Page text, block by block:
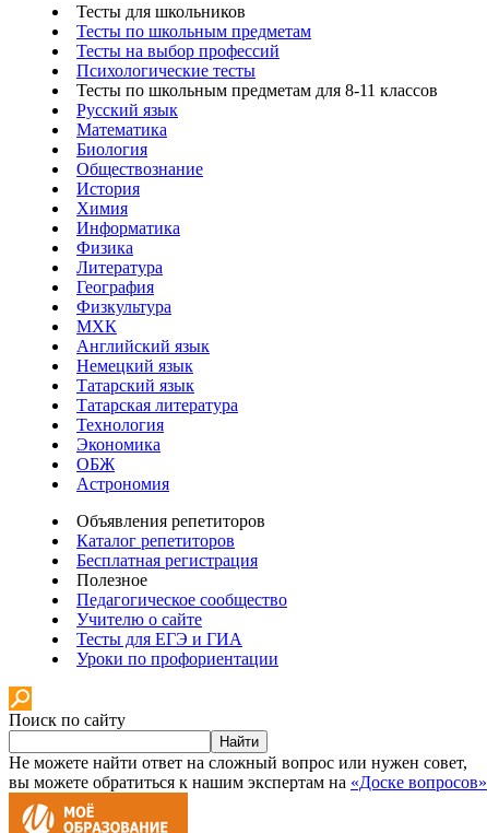
Тесты для школьников
Тесты по школьным предметам
Тесты на выбор профессий
Психологические тесты
Тесты по школьным предметам для 8-11 классов
Русский язык
Математика
Биология
Обществознание
История
Химия
Информатика
Физика
Литература
География
Физкультура
МХК
Английский язык
Немецкий язык
Татарский язык
Татарская литература
Технология
Экономика
ОБЖ
Астрономия
Объявления репетиторов
Каталог репетиторов
Бесплатная регистрация
Полезное
Педагогическое сообщество
Учителю о сайте
Тесты для ЕГЭ и ГИА
Уроки по профориентации
Поиск по сайту
Найти
Не можете найти ответ на сложный вопрос или нужен совет,
вы можете обратиться к нашим экспертам на «Доске вопросов»